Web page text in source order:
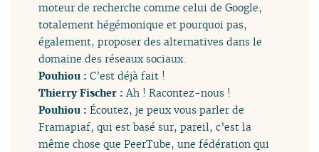
moteur de recherche comme celui de Google,
totalement hégémonique et pourquoi pas,
également, proposer des alternatives dans le
domaine des réseaux sociaux.
Pouhiou :C’est déjà fait !
Thierry Fischer :Ah ! Racontez-nous !
Pouhiou :Écoutez, je peux vous parler de
Framapiaf, qui est basé sur, pareil, c’est la
même chose que PeerTube, une fédération qui